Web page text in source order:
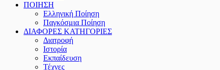
ΠΟΙΗΣΗ
Ελληνική Ποίηση
Παγκόσμια Ποίηση
ΔΙΑΦΟΡΕΣ ΚΑΤΗΓΟΡΙΕΣ
Διατροφή
Ιστορία
Εκπαίδευση
Τέχνες